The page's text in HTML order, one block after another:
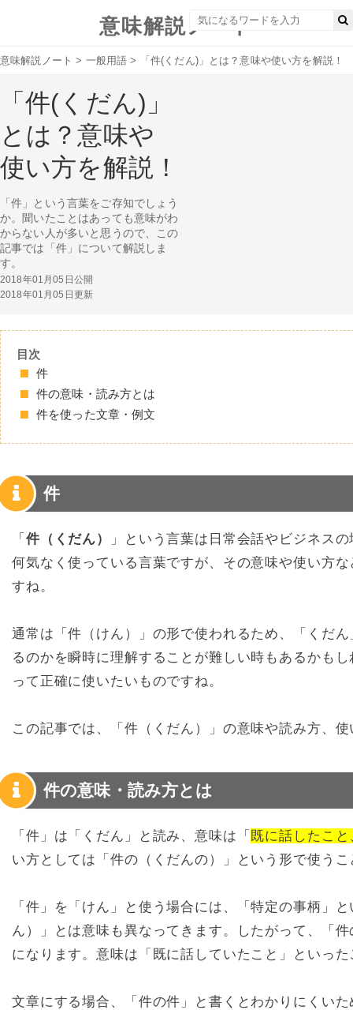
意味解説ノート
意味解説ノート > 一般用語 > 「件(くだん)」とは？意味や使い方を解説！
「件(くだん)」
とは？意味や
使い方を解説！
「件」という言葉をご存知でしょう
か。聞いたことはあっても意味がわ
からない人が多いと思うので、この
記事では「件」について解説しま
す。
2018年01月05日公開
2018年01月05日更新
目次
件
件の意味・読み方とは
件を使った文章・例文
件
「 件（くだん）
」という言葉は日常会話やビジネス
何気なく使っている言葉ですが、その意味や使い方
すね。
通常は「件（けん）」の形で使われるため、「くだ
るのかを瞬時に理解することが難しい時もあるかも
って正確に使いたいものですね。
この記事では、「件（くだん）」の意味や読み方、
件の意味・読み方とは
「件」は「くだん」と読み、意味は「 既に話したこ
い方としては「件の（くだんの）」という形で使う
「件」を「けん」と使う場合には、「特定の事柄」
ん）」とは意味も異なってきます。したがって、「
になります。意味は「既に話していたこと」といっ
文章にする場合、「件の件」と書くとわかりにくい